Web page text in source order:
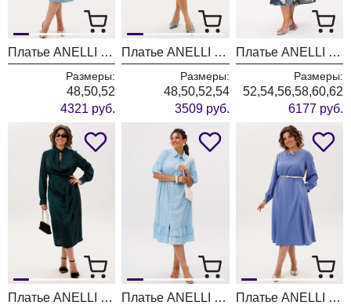
Платье ANELLI LAUREL 1834 ледяное сердце
Размеры:
48,50,52
4321 руб.
Платье ANELLI LAUREL 1836 дымчатый нефрит
Размеры:
48,50,52,54
3509 руб.
Платье ANELLI LAUREL 1424-1 анютины глазки
Размеры:
52,54,56,58,60,62
6177 руб.
Платье ANELLI LAUREL 1832 глубоководный зеленый Платье ANELLI LAUREL 1555 небесный цвет Платье ANELLI LAUREL 1836 виноградный туман